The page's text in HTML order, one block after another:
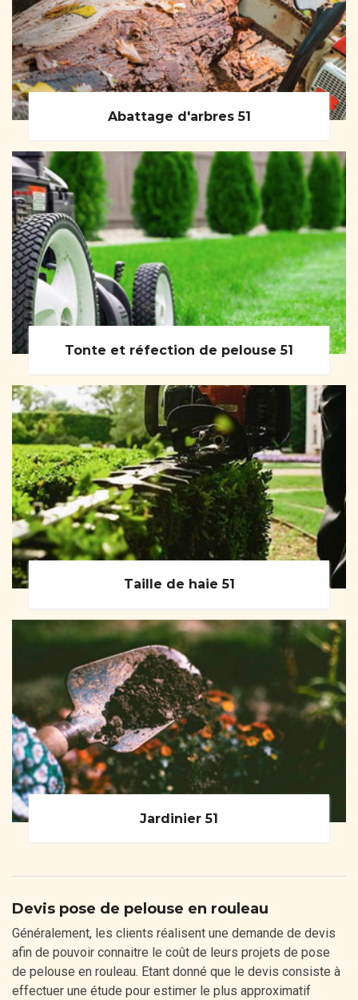
Abattage d'arbres 51
Tonte et réfection de pelouse 51
Taille de haie 51
Jardinier 51
Devis pose de pelouse en rouleau
Généralement, les clients réalisent une demande de devis
afin de pouvoir connaitre le coût de leurs projets de pose
de pelouse en rouleau. Etant donné que le devis consiste à
effectuer une étude pour estimer le plus approximatif